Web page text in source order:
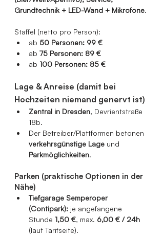
Grundtechnik + LED-Wand + Mikrofone.
Staffel (netto pro Person):
ab 50 Personen: 99 €
ab 75 Personen: 89 €
ab 100 Personen: 85 €
Lage & Anreise (damit bei
Hochzeiten niemand genervt ist)
Zentral in Dresden, Devrientstraße
18b.
Der Betreiber/Plattformen betonen
verkehrsgünstige Lage und
Parkmöglichkeiten.
Parken (praktische Optionen in der
Nähe)
Tiefgarage Semperoper
(Contipark): je angefangene
Stunde 1,50 €, max. 6,00 € / 24h
(laut Tarifseite).